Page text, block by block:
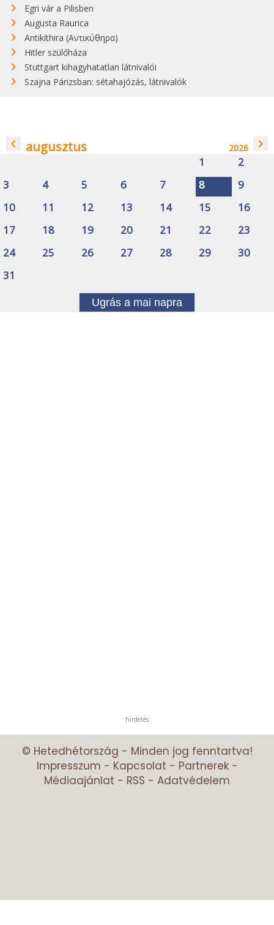
Egri vár a Pilisben
Augusta Raurica
Antikíthira (Αντικύθηρα)
Hitler szülőháza
Stuttgart kihagyhatatlan látnivalói
Szajna Párizsban: sétahajózás, látnivalók
navigate_before augusztus 2026 navigate_next
1
2
3
4 5 6 7 8
9
10
11 12 13 14 15
16
17
18 19 20 21 22
23
24
25 26 27 28 29
30
31
Ugrás a mai napra
hirdetés
© Hetedhétország - Minden jog fenntartva!
Impresszum - Kapcsolat - Partnerek-
Médiaajánlat - RSS - Adatvédelem